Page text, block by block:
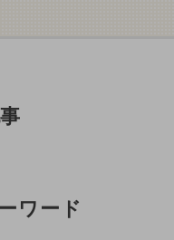
ワード